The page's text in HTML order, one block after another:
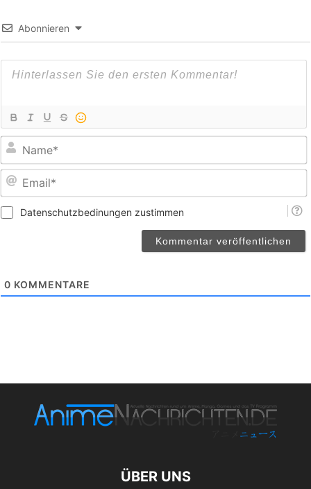
Abonnieren
Datenschutzbedinungen zustimmen
0 KOMMENTARE
ÜBER UNS